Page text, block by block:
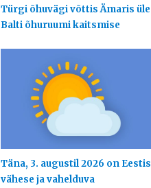
Türgi õhuvägi võttis Ämaris üle
Balti õhuruumi kaitsmise
Täna, 3. augustil 2026 on Eestis
vähese ja vahelduva